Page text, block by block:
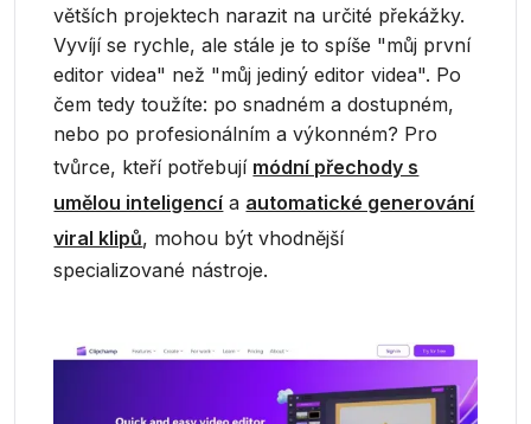
větších projektech narazit na určité překážky.
Vyvíjí se rychle, ale stále je to spíše "můj první
editor videa" než "můj jediný editor videa". Po
čem tedy toužíte: po snadném a dostupném,
nebo po profesionálním a výkonném? Pro
tvůrce, kteří potřebují módní přechody s
umělou inteligencí a automatické generování
viral klipů, mohou být vhodnější
specializované nástroje.